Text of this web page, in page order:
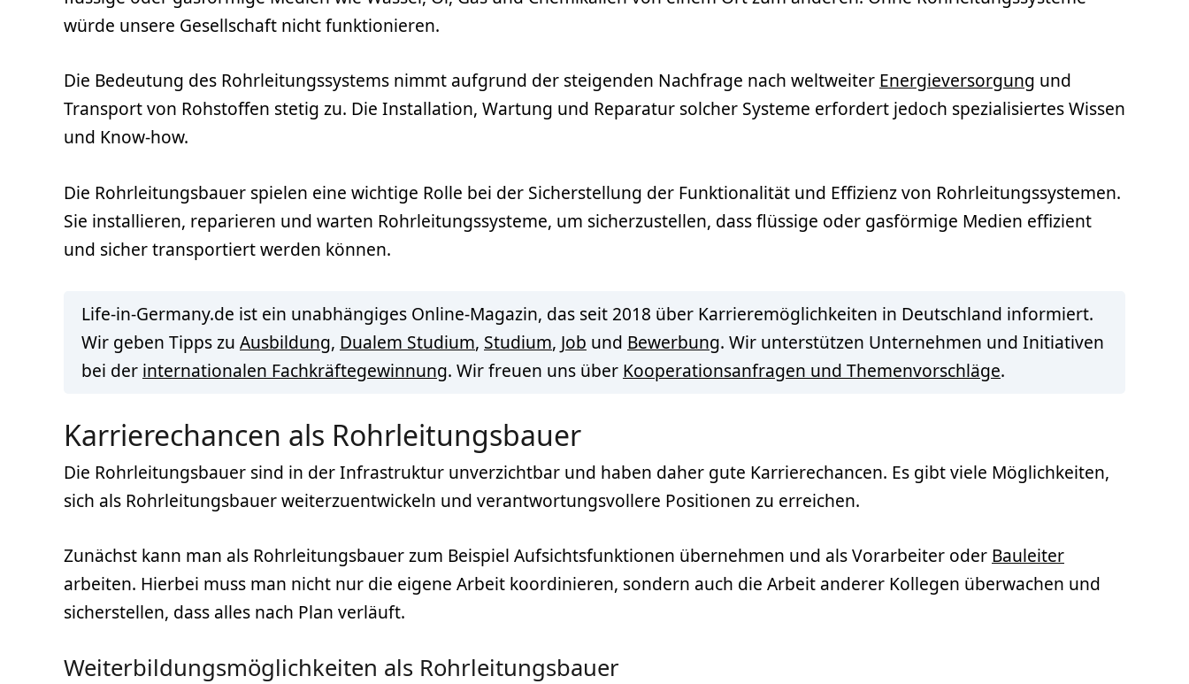
würde unsere Gesellschaft nicht funktionieren.
Die Bedeutung des Rohrleitungssystems nimmt aufgrund der steigenden Nachfrage nach weltweiter Energieversorgung und
Transport von Rohstoffen stetig zu. Die Installation, Wartung und Reparatur solcher Systeme erfordert jedoch spezialisiertes Wissen
und Know-how.
Die Rohrleitungsbauer spielen eine wichtige Rolle bei der Sicherstellung der Funktionalität und Effizienz von Rohrleitungssystemen.
Sie installieren, reparieren und warten Rohrleitungssysteme, um sicherzustellen, dass flüssige oder gasförmige Medien effizient
und sicher transportiert werden können.
Life-in-Germany.de ist ein unabhängiges Online-Magazin, das seit 2018 über Karrieremöglichkeiten in Deutschland informiert.
Wir geben Tipps zu Ausbildung, Dualem Studium, Studium, Job und Bewerbung. Wir unterstützen Unternehmen und Initiativen
bei der internationalen Fachkräftegewinnung. Wir freuen uns über Kooperationsanfragen und Themenvorschläge.
Karrierechancen als Rohrleitungsbauer
Die Rohrleitungsbauer sind in der Infrastruktur unverzichtbar und haben daher gute Karrierechancen. Es gibt viele Möglichkeiten,
sich als Rohrleitungsbauer weiterzuentwickeln und verantwortungsvollere Positionen zu erreichen.
Zunächst kann man als Rohrleitungsbauer zum Beispiel Aufsichtsfunktionen übernehmen und als Vorarbeiter oder Bauleiter
arbeiten. Hierbei muss man nicht nur die eigene Arbeit koordinieren, sondern auch die Arbeit anderer Kollegen überwachen und
sicherstellen, dass alles nach Plan verläuft.
Weiterbildungsmöglichkeiten als Rohrleitungsbauer